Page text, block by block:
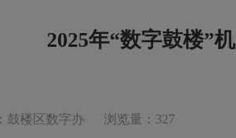
2025年“数字鼓楼”
鼓楼区数字办 浏览量：327